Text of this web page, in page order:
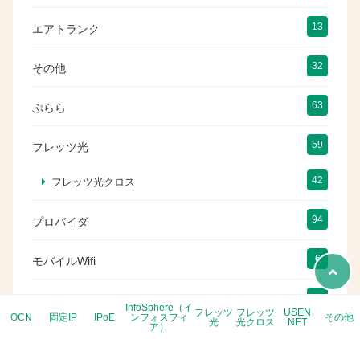
エアトランク 13
その他 32
ぷらら 63
フレッツ光 59
フレッツ光クロス 42
プロバイダ 94
モバイルWifi 6
9
OCN 固定IP IPoE
InfoSphere（イ
ンフォスフィ
ア）
フレッツ
光
フレッツ
光クロス
USEN
NET
その他